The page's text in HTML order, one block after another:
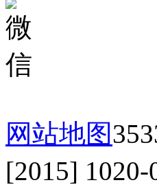
网站地图
[2015]